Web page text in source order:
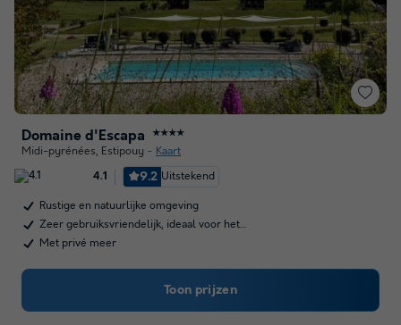
Domaine d'Escapa ★★★★
Midi-pyrénées, Estipouy Kaart
4.1 9.2 Uitstekend
Rustige en natuurlijke omgeving
Zeer gebruiksvriendelijk, ideaal voor het…
Met privé meer
Toon prijzen